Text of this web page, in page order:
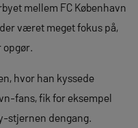
mellem FC København
været meget fokus på,
opgør.
hvor han kyssede
fans, fik for eksempel
stjernen dengang.